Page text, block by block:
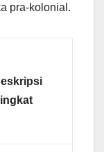
pra-kolonial.